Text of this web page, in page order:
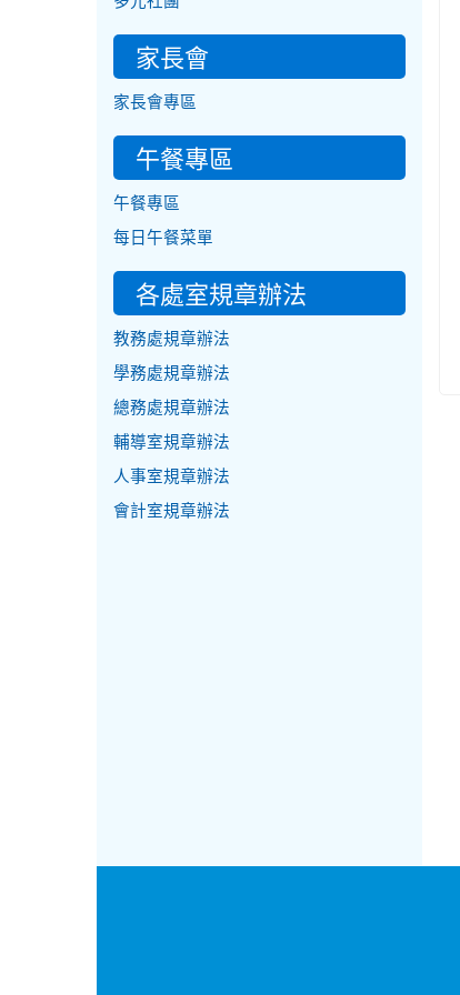
家長會
家長會專區
午餐專區
午餐專區
每日午餐菜單
各處室規章辦法
教務處規章辦法
學務處規章辦法
總務處規章辦法
輔導室規章辦法
人事室規章辦法
會計室規章辦法